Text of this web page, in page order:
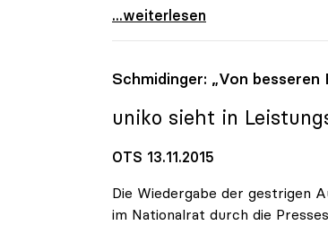
uniko-Chef zog Bilanz: „Keine
...weiterlesen
Schmidinger: „Von
uniko sieht in
OTS 13.11.2015
Die Wiedergabe der gestrigen
im Nationalrat durch die